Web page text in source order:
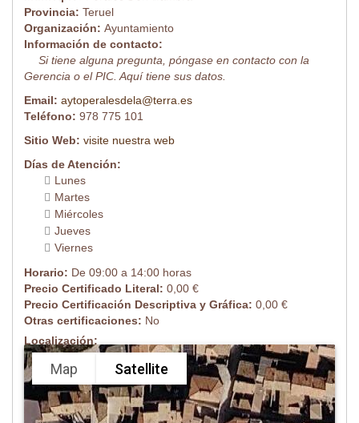
Provincia: Teruel
Organización: Ayuntamiento
Información de contacto:
Si tiene alguna pregunta, póngase en contacto con la
Gerencia o el PIC. Aquí tiene sus datos.
Email: aytoperalesdela@terra.es
Teléfono: 978 775 101
Sitio Web: visite nuestra web
Días de Atención:
Lunes
Martes
Miércoles
Jueves
Viernes
Horario: De 09:00 a 14:00 horas
Precio Certificado Literal: 0,00 €
Precio Certificación Descriptiva y Gráfica: 0,00 €
Otras certificaciones: No
Localización:
Map Satellite